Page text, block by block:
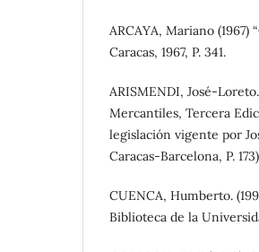
ARCAYA, Mariano
Caracas, 1967, P. 341.
ARISMENDI, José-
Mercantiles, Tercera
legislación vigente por
Caracas-Barcelona, P.
CUENCA, Humberto.
Biblioteca de la